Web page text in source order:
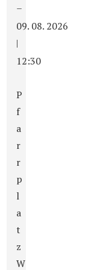
–
09. 08. 2026
|
12:30
P
f
a
r
r
p
l
a
t
z
W